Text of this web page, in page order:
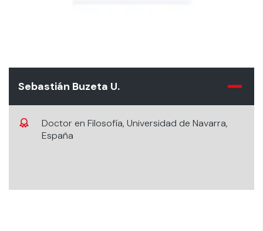
Sebastián Buzeta U.
Doctor en Filosofía, Universidad de Navarra,
España